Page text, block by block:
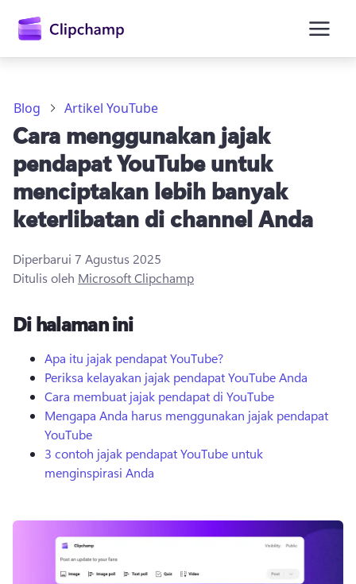
utama
Coba gratis
Blog Artikel YouTube
Cara menggunakan jajak
pendapat YouTube untuk
menciptakan lebih banyak
keterlibatan di channel Anda
Diperbarui 7 Agustus 2025
Ditulis oleh Microsoft Clipchamp
Di halaman ini
Apa itu jajak pendapat YouTube?
Periksa kelayakan jajak pendapat YouTube Anda
Cara membuat jajak pendapat di YouTube
Mengapa Anda harus menggunakan jajak pendapat
YouTube
3 contoh jajak pendapat YouTube untuk
menginspirasi Anda